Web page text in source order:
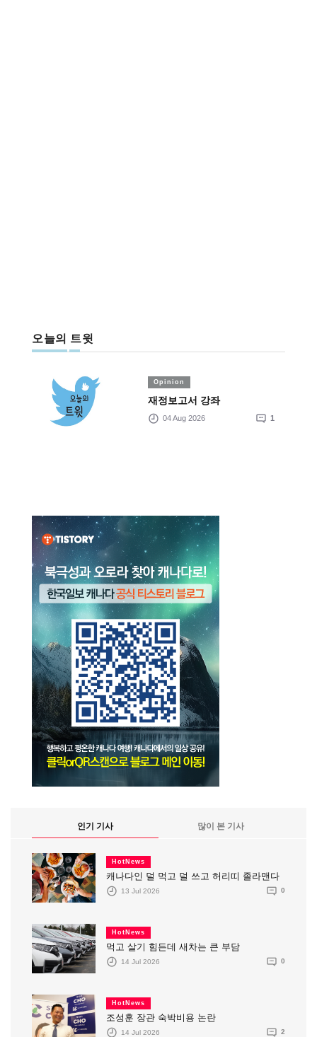
오늘의 트윗
Opinion
재정보고서 강좌
04 Aug 2026 1
인기 기사 많이 본 기사
HotNews
캐나다인 덜 먹고 덜 쓰고 허리띠 졸라맨다
13 Jul 2026 0
HotNews
먹고 살기 힘든데 새차는 큰 부담
14 Jul 2026 0
HotNews
조성훈 장관 숙박비용 논란
14 Jul 2026 2